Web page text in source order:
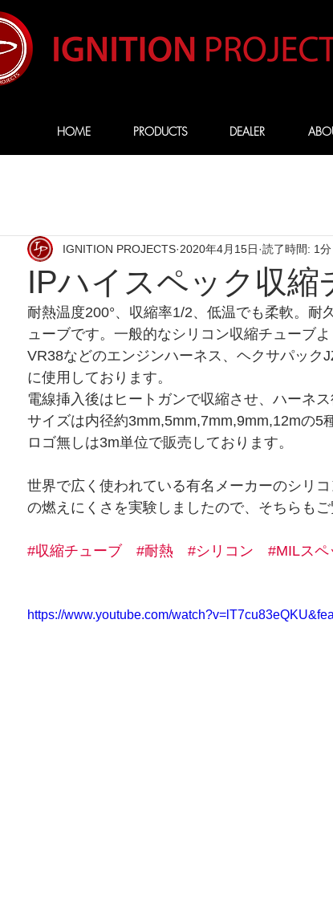
HOME PRODUCTS DEALER
IPハイスペック収縮
IGNITION PROJECTS 2020年4月15日 読了時間: 1分
耐熱温度200°、収縮率1/2、低温でも柔軟。 耐
ューブです。一般的なシリコン収縮チューブ
VR38などのエンジンハーネス、ヘクサパック
に使用しております。
電線挿入後はヒートガンで収縮させ、ハーネ
サイズは内径約3mm,5mm,7mm,9mm,12mの5
ロゴ無しは3m単位で販売しております。
世界で広く使われている有名メーカーのシリ
の燃えにくさを実験しましたので、そちらもご
#収縮チューブ #耐熱 #シリコン #MILスペ
https://www.youtube.com/